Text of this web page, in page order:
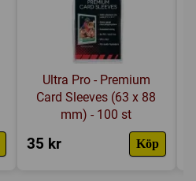
Ultra Pro - Premium
Card Sleeves (63 x 88
mm) - 100 st
35 kr Köp